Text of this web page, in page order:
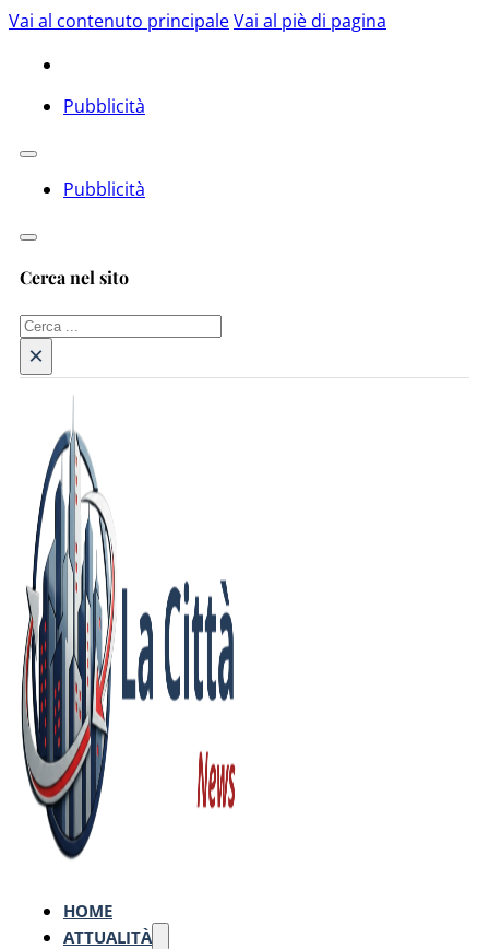
Vai al contenuto principaleVai al piè di pagina
Pubblicità
Pubblicità
Cerca nel sito
Cerca
×
HOME
ATTUALITÀ